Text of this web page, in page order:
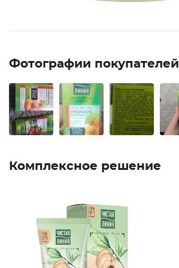
Фотографии покупателей
Комплексное решение